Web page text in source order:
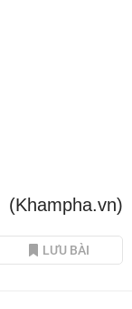
(Khampha.vn)
LƯU BÀI